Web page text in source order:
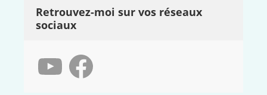
Retrouvez-moi sur vos réseaux
sociaux
YouTube Facebook